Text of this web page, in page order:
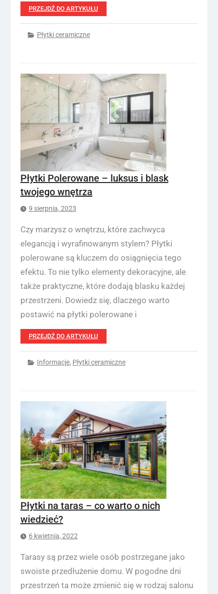
PRZEJDŹ DO ARTYKUŁU
Płytki ceramiczne
Płytki Polerowane – luksus i blask
twojego wnętrza
9 sierpnia, 2023
Czy marzysz o wnętrzu, które zachwyca
elegancją i wyrafinowanym stylem? Płytki
polerowane są kluczem do osiągnięcia tego
efektu. To nie tylko elementy dekoracyjne, ale
także praktyczne, które dodają blasku każdej
przestrzeni. Dowiedz się, dlaczego warto
postawić na płytki polerowane i
PRZEJDŹ DO ARTYKUŁU
Informacje, Płytki ceramiczne
Płytki na taras – co warto o nich
wiedzieć?
6 kwietnia, 2022
Tarasy są przez wiele osób postrzegane jako
swoiste przedłużenie domu. W pogodne dni
przestrzeń ta może zmienić się w rodzaj salonu